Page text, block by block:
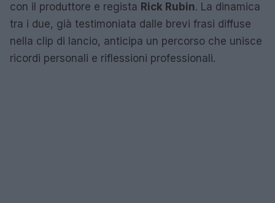
con il produttore e regista Rick Rubin. La dinamica
tra i due, già testimoniata dalle brevi frasi diffuse
nella clip di lancio, anticipa un percorso che unisce
ricordi personali e riflessioni professionali.